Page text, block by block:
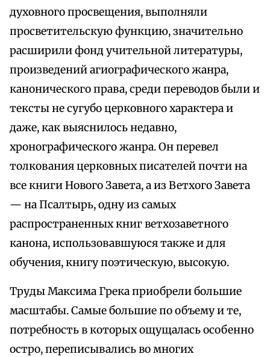
духовного просвещения, выполняли
просветительскую функцию, значительно
расширили фонд учительной литературы,
произведений агиографического жанра,
канонического права, среди переводов были и
тексты не сугубо церковного характера и
даже, как выяснилось недавно,
хронографического жанра. Он перевел
толкования церковных писателей почти на
все книги Нового Завета, а из Ветхого Завета
— на Псалтырь, одну из самых
распространенных книг ветхозаветного
канона, использовавшуюся также и для
обучения, книгу поэтическую, высокую.
Труды Максима Грека приобрели большие
масштабы. Самые большие по объему и те,
потребность в которых ощущалась особенно
остро, переписывались во многих